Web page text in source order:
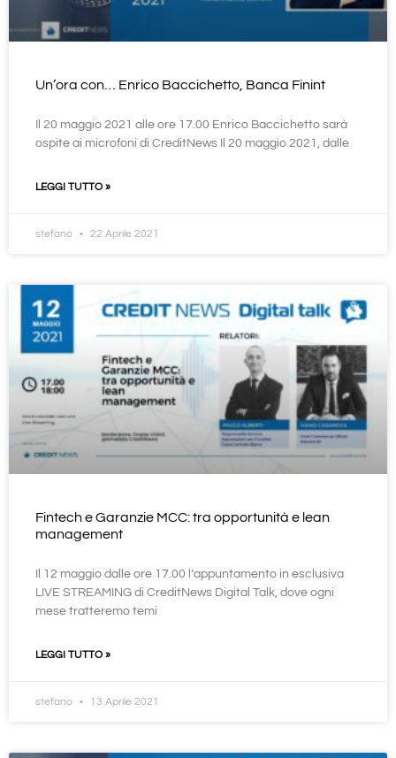
Un’ora con… Enrico Baccichetto, Banca Finint
Il 20 maggio 2021 alle ore 17.00 Enrico Baccichetto sarà
ospite ai microfoni di CreditNews Il 20 maggio 2021, dalle
LEGGI TUTTO »
stefano 22 Aprile 2021
Fintech e Garanzie MCC: tra opportunità e lean
management
Il 12 maggio dalle ore 17.00 l’appuntamento in esclusiva
LIVE STREAMING di CreditNews Digital Talk, dove ogni
mese tratteremo temi
LEGGI TUTTO »
stefano 13 Aprile 2021